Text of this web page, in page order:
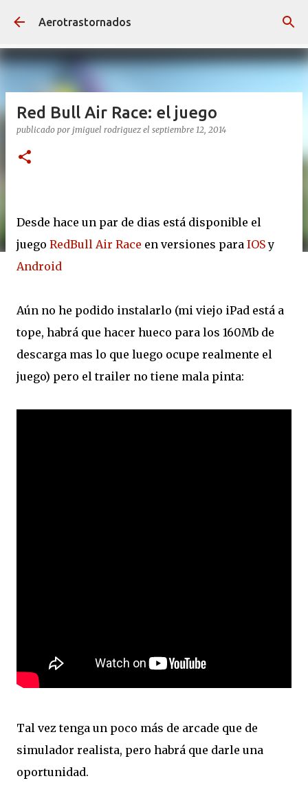
Ir al contenido principal
Aerotrastornados
Red Bull Air Race: el juego
publicado por jmiguel rodriguez el septiembre 12, 2014
Desde hace un par de dias está disponible el
juego RedBull Air Race en versiones para IOSy
Android
Aún no he podido instalarlo (mi viejo iPad está a
tope, habrá que hacer hueco para los 160Mb de
descarga mas lo que luego ocupe realmente el
juego) pero el trailer no tiene mala pinta:
Tal vez tenga un poco más de arcade que de
simulador realista, pero habrá que darle una
oportunidad.